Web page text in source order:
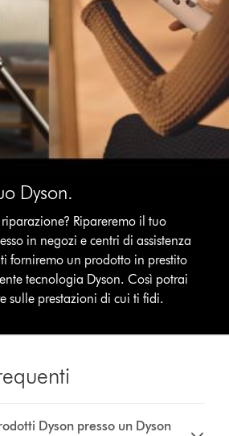
Dyson.
Ripareremo il tuo
in negozi e centri di assistenza
forniremo un prodotto in prestito
tecnologia Dyson. Così potrai
sulle prestazioni di cui ti fidi.
Dyson presso un Dyson